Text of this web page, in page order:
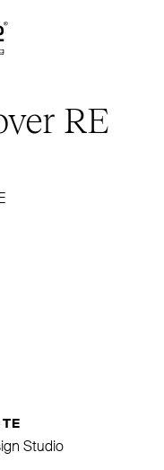
RE
Studio